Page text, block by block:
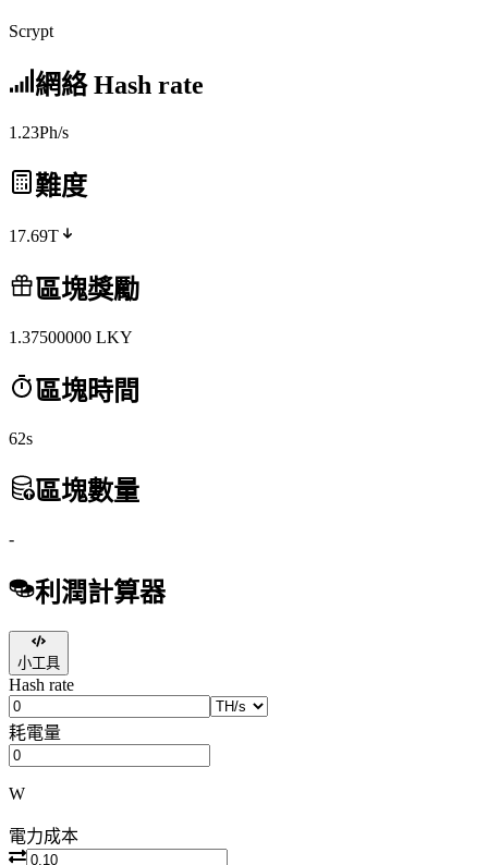
Scrypt
網絡 Hash rate
1.23Ph/s
難度
17.69T
區塊獎勵
1.37500000 LKY
區塊時間
62s
區塊數量
-
利潤計算器
小工具
Hash rate
耗電量
W
電力成本